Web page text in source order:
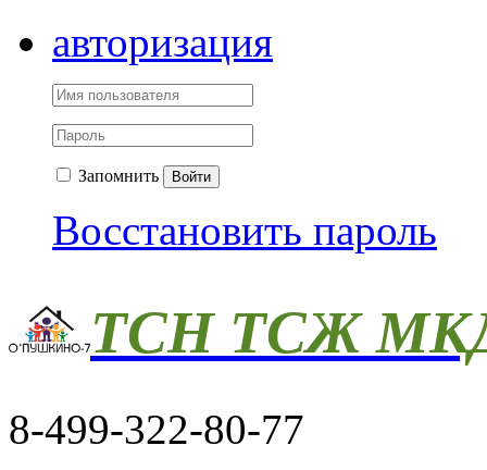
авторизация
Запомнить Войти
Восстановить пароль
ТСН ТСЖ
8-499-322-80-77